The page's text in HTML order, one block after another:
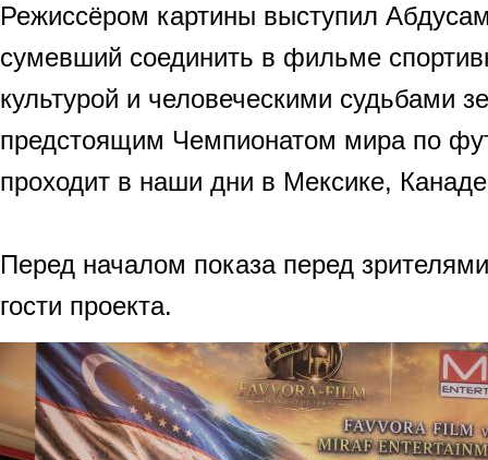
Режиссёром картины выступил
сумевший соединить в фильме
культурой и человеческими судьбами
предстоящим Чемпионатом мира по
проходит в наши дни в Мексике,
Перед началом показа перед
гости проекта.